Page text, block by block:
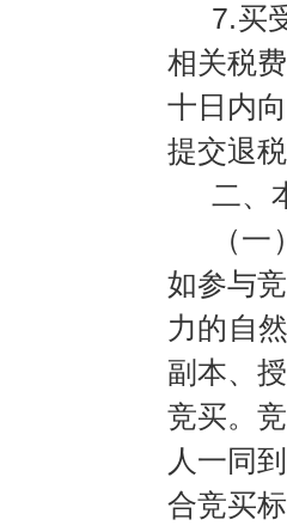
7.买
相关税
十日内
提交退
二、
（
如参与
力的自
副本、
竞买。
人一同
合竞买